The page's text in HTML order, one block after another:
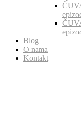
Blog
O nama
Kontakt